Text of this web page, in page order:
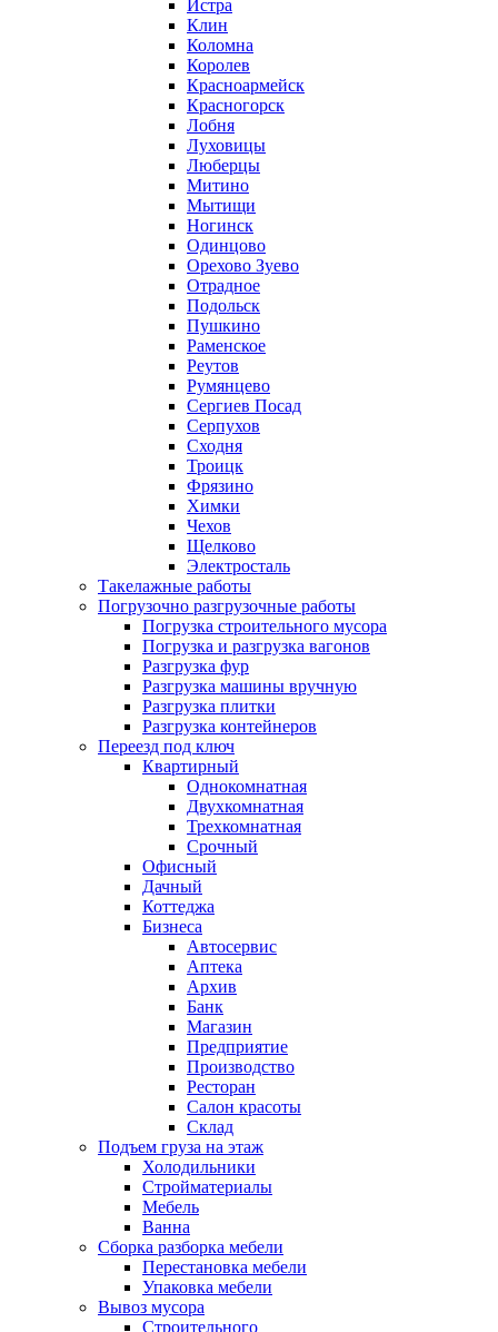
Истра
Клин
Коломна
Королев
Красноармейск
Красногорск
Лобня
Луховицы
Люберцы
Митино
Мытищи
Ногинск
Одинцово
Орехово Зуево
Отрадное
Подольск
Пушкино
Раменское
Реутов
Румянцево
Сергиев Посад
Серпухов
Сходня
Троицк
Фрязино
Химки
Чехов
Щелково
Электросталь
Такелажные работы
Погрузочно разгрузочные работы
Погрузка строительного мусора
Погрузка и разгрузка вагонов
Разгрузка фур
Разгрузка машины вручную
Разгрузка плитки
Разгрузка контейнеров
Переезд под ключ
Квартирный
Однокомнатная
Двухкомнатная
Трехкомнатная
Срочный
Офисный
Дачный
Коттеджа
Бизнеса
Автосервис
Аптека
Архив
Банк
Магазин
Предприятие
Производство
Ресторан
Салон красоты
Склад
Подъем груза на этаж
Холодильники
Стройматериалы
Мебель
Ванна
Сборка разборка мебели
Перестановка мебели
Упаковка мебели
Вывоз мусора
Строительного